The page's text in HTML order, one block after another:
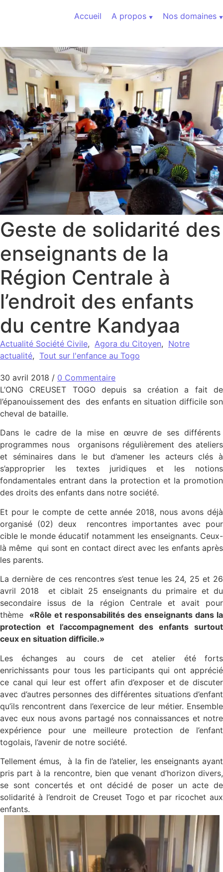
Accueil
A propos Nos domaines
Geste de solidarité des
enseignants de la
Région Centrale à
l’endroit des enfants
du centre Kandyaa
Actualité Société Civile, Agora du Citoyen, Notre
actualité, Tout sur l'enfance au Togo
30 avril 2018 / 0 Commentaire
L’ONG CREUSET TOGO depuis sa création a fait de
l’épanouissement des des enfants en situation difficile son
cheval de bataille.
Dans le cadre de la mise en œuvre de ses différents
programmes nous organisons régulièrement des ateliers
et séminaires dans le but d’amener les acteurs clés à
s’approprier les textes juridiques et les notions
fondamentales entrant dans la protection et la promotion
des droits des enfants dans notre société.
Et pour le compte de cette année 2018, nous avons déjà
organisé (02) deux rencontres importantes avec pour
cible le monde éducatif notamment les enseignants. Ceux-
là même qui sont en contact direct avec les enfants après
les parents.
La dernière de ces rencontres s’est tenue les 24, 25 et 26
avril 2018 et ciblait 25 enseignants du primaire et du
secondaire issus de la région Centrale et avait pour
thème «Rôle et responsabilités des enseignants dans la
protection et l’accompagnement des enfants surtout
ceux en situation difficile.»
Les échanges au cours de cet atelier été forts
enrichissants pour tous les participants qui ont apprécié
ce canal qui leur est offert afin d’exposer et de discuter
avec d’autres personnes des différentes situations d’enfant
qu’ils rencontrent dans l’exercice de leur métier. Ensemble
avec eux nous avons partagé nos connaissances et notre
expérience pour une meilleure protection de l’enfant
togolais, l’avenir de notre société.
Tellement émus, à la fin de l’atelier, les enseignants ayant
pris part à la rencontre, bien que venant d’horizon divers,
se sont concertés et ont décidé de poser un acte de
solidarité à l’endroit de Creuset Togo et par ricochet aux
enfants.